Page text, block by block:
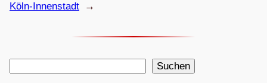
Köln-Innenstadt
→
Suchen